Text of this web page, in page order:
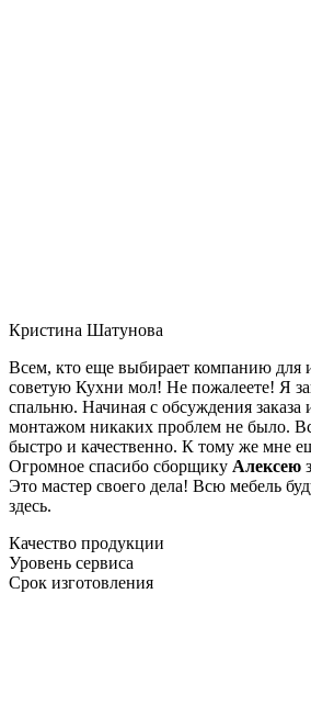
Кристина Шатунова
Всем, кто еще выбирает компанию для
советую Кухни мол! Не пожалеете! Я
спальню. Начиная с обсуждения заказа
монтажом никаких проблем не было.
быстро и качественно. К тому же мне
Огромное спасибо сборщику Алексею
Это мастер своего дела! Всю мебель
здесь.
Качество продукции
Уровень сервиса
Срок изготовления